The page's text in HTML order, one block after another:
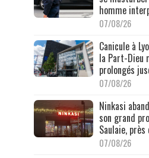
homme
07/08/26
Canicule à
la Part-Dieu
prolongés
07/08/26
Ninkasi
son grand
Saulaie, près
07/08/26